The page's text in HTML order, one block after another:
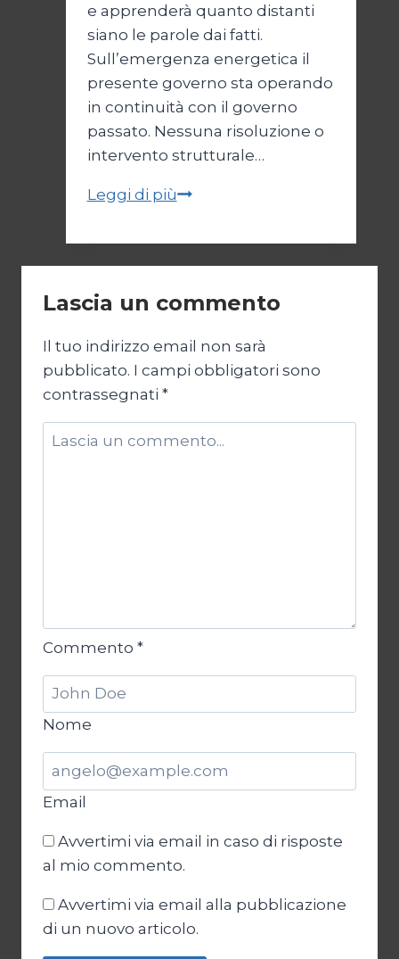
e apprenderà quanto distanti
siano le parole dai fatti.
Sull’emergenza energetica il
presente governo sta operando
in continuità con il governo
passato. Nessuna risoluzione o
intervento strutturale…
Leggi di piùGoverno
energia
Lascia un commento
Il tuo indirizzo email non sarà
pubblicato. I campi obbligatori sono
contrassegnati *
Commento *
Nome
Email
Avvertimi via email in caso di risposte
al mio commento.
Avvertimi via email alla pubblicazione
di un nuovo articolo.